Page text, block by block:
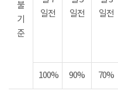
불
기
준
일전
일전
일전
100% 90% 70%